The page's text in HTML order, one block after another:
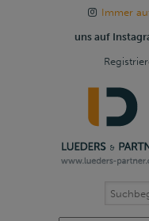
Immer
uns auf